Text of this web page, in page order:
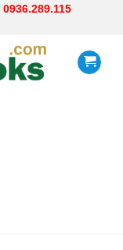
0936.289.115